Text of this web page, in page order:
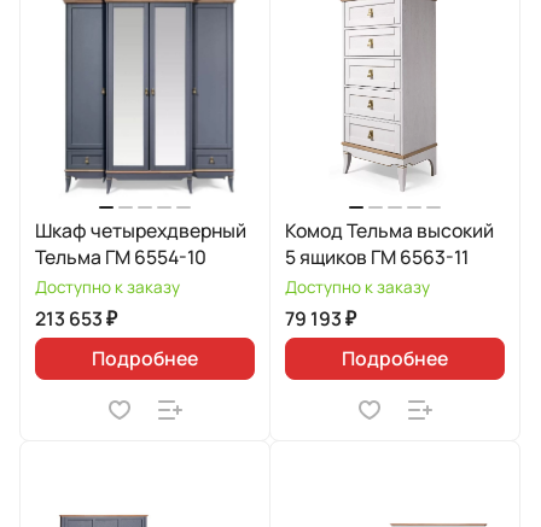
Шкаф четырехдверный
Тельма ГМ 6554-10
Доступно к заказу
213 653 ₽
Подробнее
Комод Тельма высокий
5 ящиков ГМ 6563-11
Доступно к заказу
79 193 ₽
Подробнее